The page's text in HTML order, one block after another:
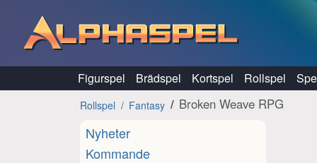
Figurspel Brädspel Kortspel Rollspel
Rollspel Fantasy Broken Weave RPG
Nyheter
Kommande